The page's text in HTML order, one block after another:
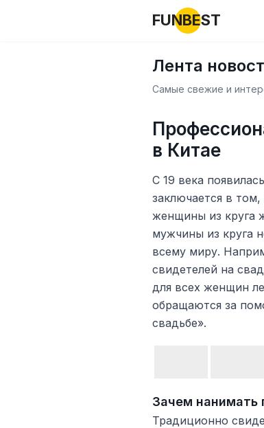
FUNBEST
Лента
Самые свежие и
в Китае
С 19 века
заключается в
женщины из круга
мужчины из круга
всему миру.
свидетелей на
для всех женщин
обращаются за
свадьбе».
Зачем нанимать
Традиционно